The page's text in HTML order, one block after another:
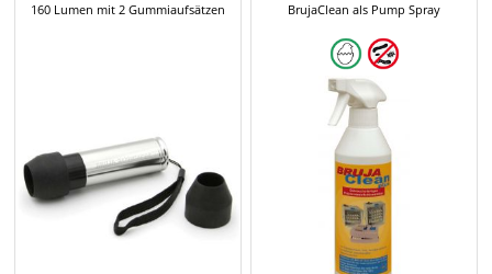
160 Lumen mit 2 Gummiaufsätzen BrujaClean als Pump Spray